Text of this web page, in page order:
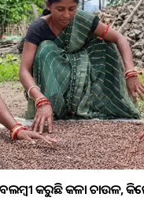
କରୁଛି କଳା ଚାଉଳ,